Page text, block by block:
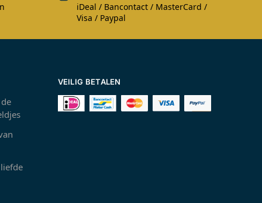
iDeal / Bancontact / MasterCard /
Visa / Paypal
VEILIG BETALEN